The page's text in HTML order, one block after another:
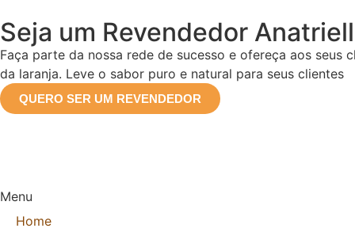
Seja um Revendedor
Faça parte da nossa rede de sucesso e ofereça aos seus
da laranja. Leve o sabor puro e natural para seus clientes
QUERO SER UM REVENDEDOR
Menu
Home